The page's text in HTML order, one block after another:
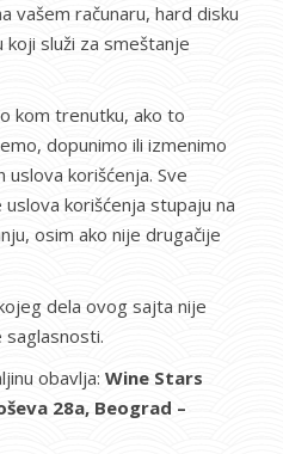
vašem računaru, hard disku
služi za smeštanje
kom trenutku, ako to
dopunimo ili izmenimo
korišćenja. Sve
korišćenja stupaju na
osim ako nije drugačije
dela ovog sajta nije
obavlja: Wine Stars
28a, Beograd –